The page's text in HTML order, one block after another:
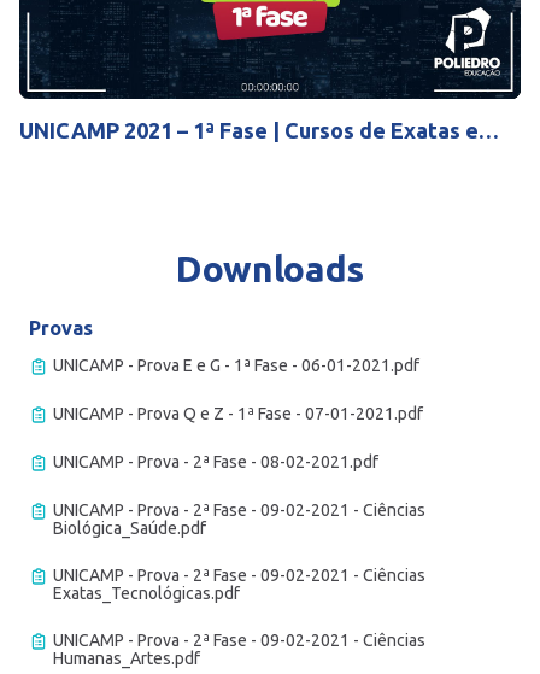
Mute Settings
Play
UNICAMP 2021 – 1ª Fase | Cursos de Exatas e
Downloads
Provas
UNICAMP - Prova E e G - 1ª Fase - 06-01-2021.pdf
UNICAMP - Prova Q e Z - 1ª Fase - 07-01-2021.pdf
UNICAMP - Prova - 2ª Fase - 08-02-2021.pdf
UNICAMP - Prova - 2ª Fase - 09-02-2021 - Ciências
Biológica_Saúde.pdf
UNICAMP - Prova - 2ª Fase - 09-02-2021 - Ciências
Exatas_Tecnológicas.pdf
UNICAMP - Prova - 2ª Fase - 09-02-2021 - Ciências
Humanas_Artes.pdf